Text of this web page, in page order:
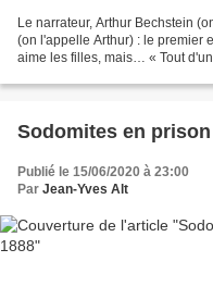
Le narrateur, Arthur Bechstein
(on l'appelle Arthur) : le premier
aime les filles, mais… « Tout
Sodomites en
Publié le 15/06/2020 à 23:00
Par Jean-Yves Alt